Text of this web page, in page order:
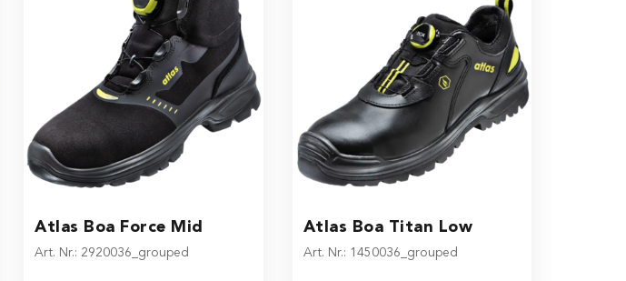
on the product page
Atlas Boa Force Mid
Art. Nr.: 2920036_grouped
The price depends on the options chosen on the product page
Atlas Boa Titan Low
Art. Nr.: 1450036_grouped
The price depends on the options chosen on the